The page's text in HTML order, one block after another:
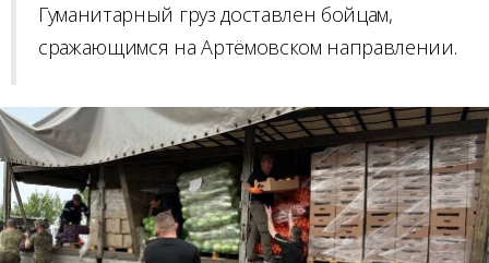
Гуманитарный груз доставлен бойцам,
сражающимся на Артёмовском направлении.